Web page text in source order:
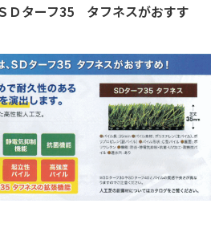
Ｄターフ35 タフネスがおすす